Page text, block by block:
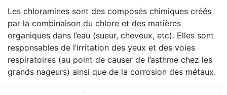
Les chloramines sont des composés chimiques créés
par la combinaison du chlore et des matières
organiques dans l’eau (sueur, cheveux, etc). Elles sont
responsables de l’irritation des yeux et des voies
respiratoires (au point de causer de l’asthme chez les
grands nageurs) ainsi que de la corrosion des métaux.